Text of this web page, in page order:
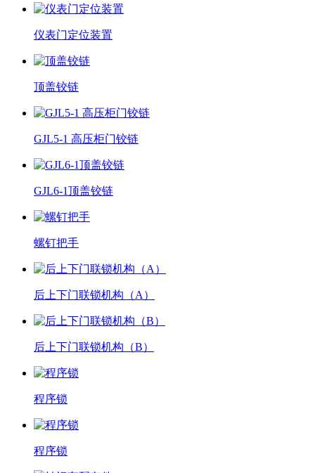
仪表门定位装置
顶盖铰链
GJL5-1 高压柜门铰链
GJL6-1顶盖铰链
螺钉把手
后上下门联锁机构（A）
后上下门联锁机构（B）
程序锁
程序锁